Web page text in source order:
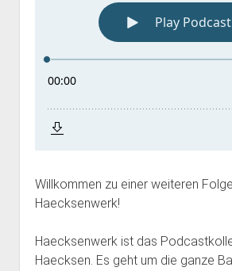
Willkommen zu einer weiteren Folge
Haecksenwerk!
Haecksenwerk ist das
Haecksen. Es geht um die ganze